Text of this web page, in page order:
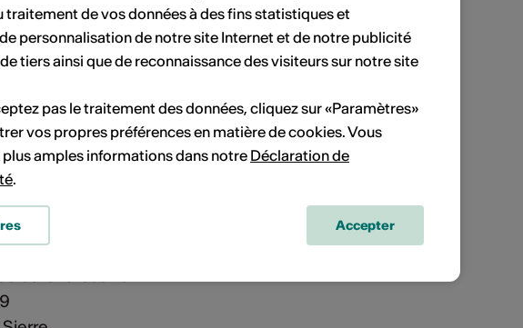
du Vin
Catherine 6
& Pellicule
traitement de vos données à des fins statistiques et
personnalisation de notre site Internet et de notre publicité
tiers ainsi que de reconnaissance des visiteurs sur notre site
pas le traitement des données, cliquez sur «Paramètres»
vos propres préférences en matière de cookies. Vous
amples informations dans notreDéclaration de
.
Accepter